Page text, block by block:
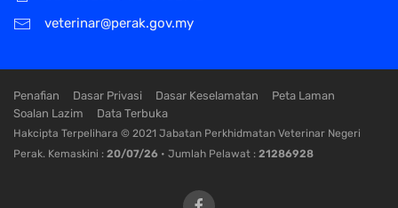
veterinar@perak.gov.my
Penafian Dasar Privasi Dasar Keselamatan
Peta Laman
Soalan Lazim
Data Terbuka
Hakcipta Terpelihara © 2021 Jabatan Perkhidmatan Veterinar Negeri
Perak. Kemaskini : 20/07/26 • Jumlah Pelawat : 21286928